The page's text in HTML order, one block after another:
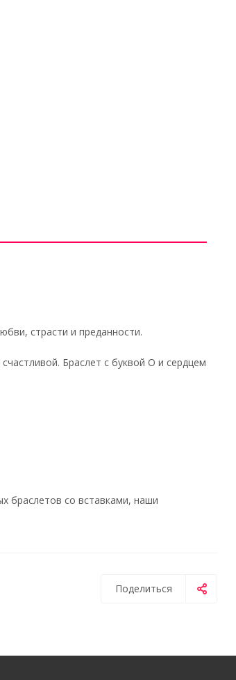
страсти и преданности.
Браслет с буквой О и сердцем
браслетов со вставками, наши
Поделиться